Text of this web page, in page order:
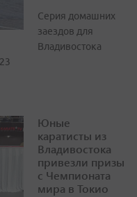
Серия домашних
заездов для
Владивостока
Юные
каратисты из
Владивостока
привезли призы
с Чемпионата
мира в Токио